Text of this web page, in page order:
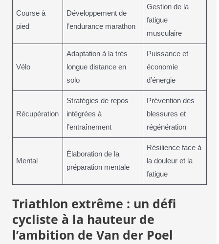
Course à
pied
Développement de
l’endurance marathon
Gestion de la
fatigue
musculaire
Vélo
Adaptation à la très
longue distance en
solo
Puissance et
économie
d’énergie
Récupération
Stratégies de repos
intégrées à
l’entraînement
Prévention des
blessures et
régénération
Mental
Élaboration de la
préparation mentale
Résilience face à
la douleur et la
fatigue
Triathlon extrême : un défi
cycliste à la hauteur de
l’ambition de Van der Poel